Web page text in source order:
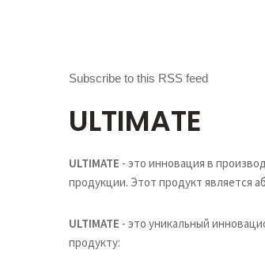
Subscribe to this RSS feed
ULTIMATE
ULTIMATE - это инновация в
продукции. Этот продукт является
ULTIMATE - это уникальный
продукту: